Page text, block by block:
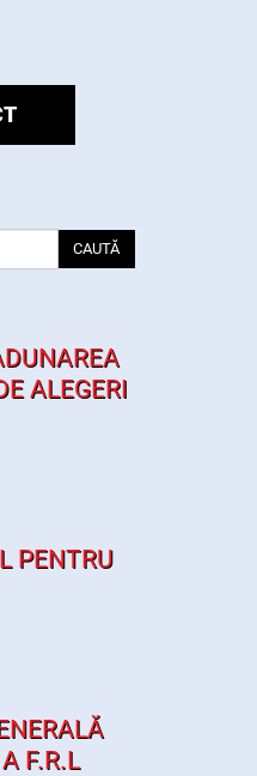
CAUTĂ
ALEGERI
PENTRU
F.R.L